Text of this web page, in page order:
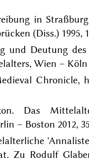
in
(Diss.) 1995,
Deutung des
Wien – Köln
Chronicle,
Das
– Boston 2012,
Zu Rodulf